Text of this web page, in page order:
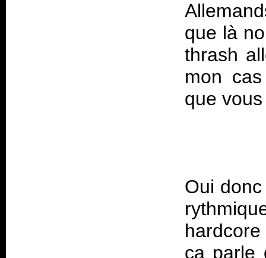
que là
thrash
mon
Oui
ça parle